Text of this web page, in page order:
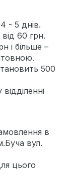
- 5 днів.
60 грн.
і більше –
500
в
вул.
цього